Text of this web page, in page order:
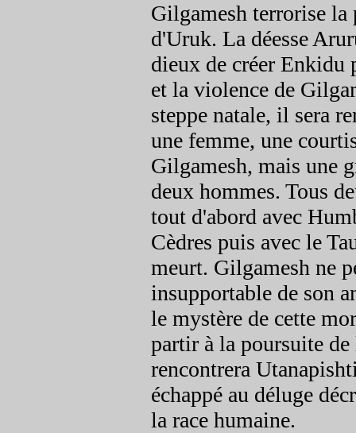
Gilgamesh terrorise la
d'Uruk. La déesse
dieux de créer Enkidu
et la violence de
steppe natale, il sera
une femme, une
Gilgamesh, mais une
deux hommes. Tous
tout d'abord avec
Cèdres puis avec le
meurt. Gilgamesh ne
insupportable de son
le mystère de cette
partir à la poursuite
rencontrera
échappé au déluge
la race humaine.